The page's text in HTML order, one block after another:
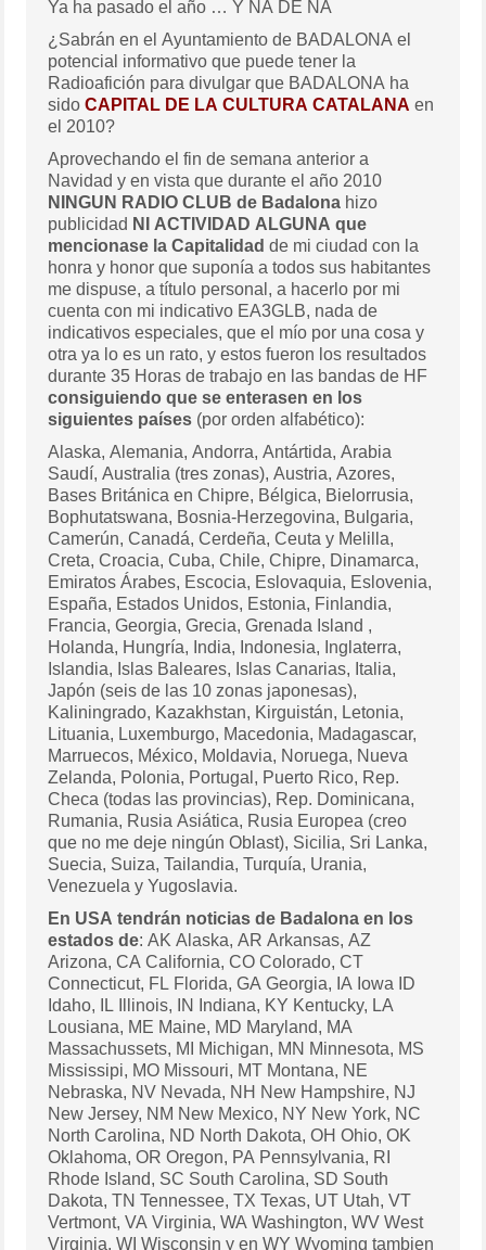
Ya ha pasado el año … Y NA DE NA
¿Sabrán en el Ayuntamiento de BADALONA el
potencial informativo que puede tener la
Radioafición para divulgar que BADALONA ha
sidoCAPITAL DE LA CULTURA CATALANAen
el 2010?
Aprovechando el fin de semana anterior a
Navidad y en vista que durante el año 2010
NINGUN RADIO CLUB de Badalona hizo
publicidad NI ACTIVIDAD ALGUNA que
mencionase la Capitalidadde mi ciudad con la
honra y honor que suponía a todos sus habitantes
me dispuse, a título personal, a hacerlo por mi
cuenta con mi indicativo EA3GLB, nada de
indicativos especiales, que el mío por una cosa y
otra ya lo es un rato, y estos fueron los resultados
durante 35 Horas de trabajo en las bandas de HF
consiguiendo que se enterasen en los
siguientes países (por orden alfabético):
Alaska, Alemania, Andorra, Antártida, Arabia
Saudí, Australia (tres zonas), Austria, Azores,
Bases Británica en Chipre, Bélgica, Bielorrusia,
Bophutatswana, Bosnia-Herzegovina, Bulgaria,
Camerún, Canadá, Cerdeña, Ceuta y Melilla,
Creta, Croacia, Cuba, Chile, Chipre, Dinamarca,
Emiratos Árabes, Escocia, Eslovaquia, Eslovenia,
España, Estados Unidos, Estonia, Finlandia,
Francia, Georgia, Grecia, Grenada Island ,
Holanda, Hungría, India, Indonesia, Inglaterra,
Islandia, Islas Baleares, Islas Canarias, Italia,
Japón (seis de las 10 zonas japonesas),
Kaliningrado, Kazakhstan, Kirguistán, Letonia,
Lituania, Luxemburgo, Macedonia, Madagascar,
Marruecos, México, Moldavia, Noruega, Nueva
Zelanda, Polonia, Portugal, Puerto Rico, Rep.
Checa (todas las provincias), Rep. Dominicana,
Rumania, Rusia Asiática, Rusia Europea (creo
que no me deje ningún Oblast), Sicilia, Sri Lanka,
Suecia, Suiza, Tailandia, Turquía, Urania,
Venezuela y Yugoslavia.
En USA tendrán noticias de Badalona en los
estados de: AK Alaska, AR Arkansas, AZ
Arizona, CA California, CO Colorado, CT
Connecticut, FL Florida, GA Georgia, IA Iowa ID
Idaho, IL Illinois, IN Indiana, KY Kentucky, LA
Lousiana, ME Maine, MD Maryland, MA
Massachussets, MI Michigan, MN Minnesota, MS
Mississipi, MO Missouri, MT Montana, NE
Nebraska, NV Nevada, NH New Hampshire, NJ
New Jersey, NM New Mexico, NY New York, NC
North Carolina, ND North Dakota, OH Ohio, OK
Oklahoma, OR Oregon, PA Pennsylvania, RI
Rhode Island, SC South Carolina, SD South
Dakota, TN Tennessee, TX Texas, UT Utah, VT
Vertmont, VA Virginia, WA Washington, WV West
Virginia, WI Wisconsin y en WY Wyoming tambien